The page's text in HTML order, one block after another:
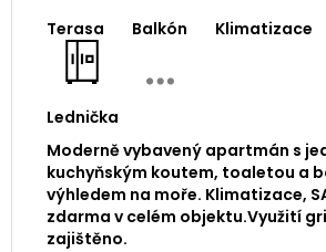
Terasa Balkón Klimatizace
Lednička
Moderně vybavený apartmán s
kuchyňským koutem, toaletou a
výhledem na moře. Klimatizace,
zdarma v celém objektu.Využití
zajištěno.